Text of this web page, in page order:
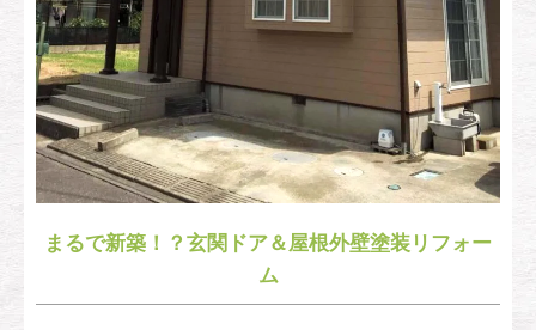
まるで新築！？玄関ドア＆屋根外壁塗装リフォー
ム